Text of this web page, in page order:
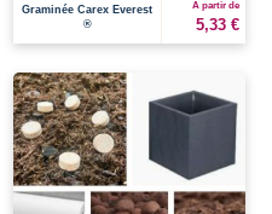
Graminée Carex Everest
®
À partir de
5,33 €